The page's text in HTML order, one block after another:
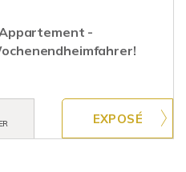
-